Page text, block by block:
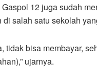
12 juga sudah
salah satu sekolah
tidak bisa membayar,
ujarnya.